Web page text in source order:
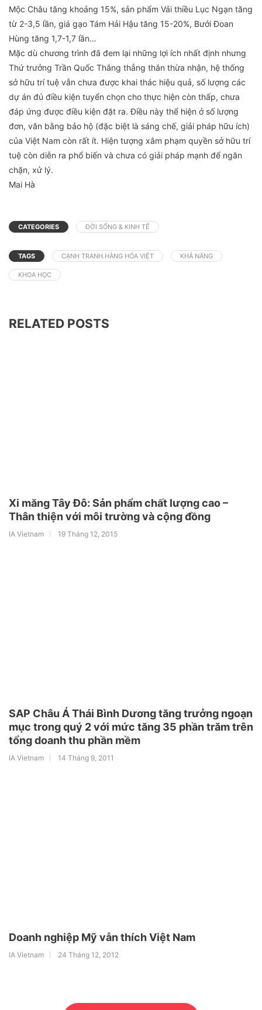
Mộc Châu tăng khoảng 15%, sản phẩm Vải thiều Lục Ngạn tăng
từ 2-3,5 lần, giá gạo Tám Hải Hậu tăng 15-20%, Bưởi Đoan
Hùng tăng 1,7-1,7 lần…
Mặc dù chương trình đã đem lại những lợi ích nhất định nhưng
Thứ trưởng Trần Quốc Thắng thẳng thắn thừa nhận, hệ thống
sở hữu trí tuệ vẫn chưa được khai thác hiệu quả, số lượng các
dự án đủ điều kiện tuyển chọn cho thực hiện còn thấp, chưa
đáp ứng được điều kiện đặt ra. Điều này thể hiện ở số lượng
đơn, văn bằng bảo hộ (đặc biệt là sáng chế, giải pháp hữu ích)
của Việt Nam còn rất ít. Hiện tượng xâm phạm quyền sở hữu trí
tuệ còn diễn ra phổ biến và chưa có giải pháp mạnh để ngăn
chặn, xử lý.
Mai Hà
CATEGORIES ĐỜI SỐNG & KINH TẾ
TAGS CẠNH TRANH.HÀNG HÓA VIỆT KHẢ NĂNG
KHOA HỌC
RELATED POSTS
Xi măng Tây Đô: Sản phẩm chất lượng cao –
Thân thiện với môi trường và cộng đồng
IA Vietnam 19 Tháng 12, 2015
SAP Châu Á Thái Bình Dương tăng trưởng ngoạn
mục trong quý 2 với mức tăng 35 phần trăm trên
tổng doanh thu phần mềm
IA Vietnam 14 Tháng 9, 2011
Doanh nghiệp Mỹ vẫn thích Việt Nam
IA Vietnam 24 Tháng 12, 2012